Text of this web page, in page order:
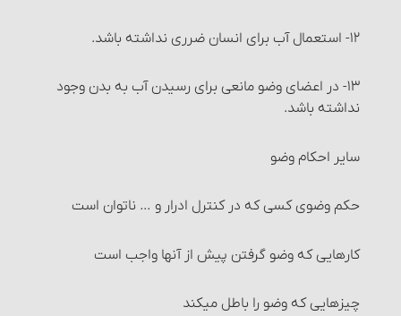
خیار شرط
خیار تدلیس
۱۲- استعمال آب برای انسان ضرری نداشته باشد.
۱۳- در اعضای وضو مانعی برای رسیدن آب به بدن وجود
نداشته باشد.
سایر احکام وضو
حکم وضوی کسی که در کنترل ادرار و … ناتوان است
کارهایی که وضو گرفتن پیش از آنها واجب است‏
چیزهایی که وضو را باطل می‏کند